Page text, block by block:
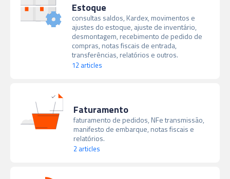
Estoque
consultas saldos, Kardex, movimentos e
ajustes do estoque, ajuste de inventário,
desmontagem, recebimento de pedido de
compras, notas fiscais de entrada,
transferências, relatórios e outros.
12 articles
Faturamento
faturamento de pedidos, NFe transmissão,
manifesto de embarque, notas fiscais e
relatórios.
2 articles